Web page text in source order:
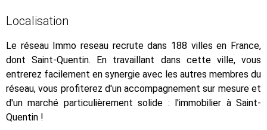
Localisation
Le réseau Immo reseau recrute dans 188 villes en France,
dont Saint-Quentin. En travaillant dans cette ville, vous
entrerez facilement en synergie avec les autres membres du
réseau, vous profiterez d'un accompagnement sur mesure et
d'un marché particulièrement solide : l'immobilier à Saint-
Quentin !